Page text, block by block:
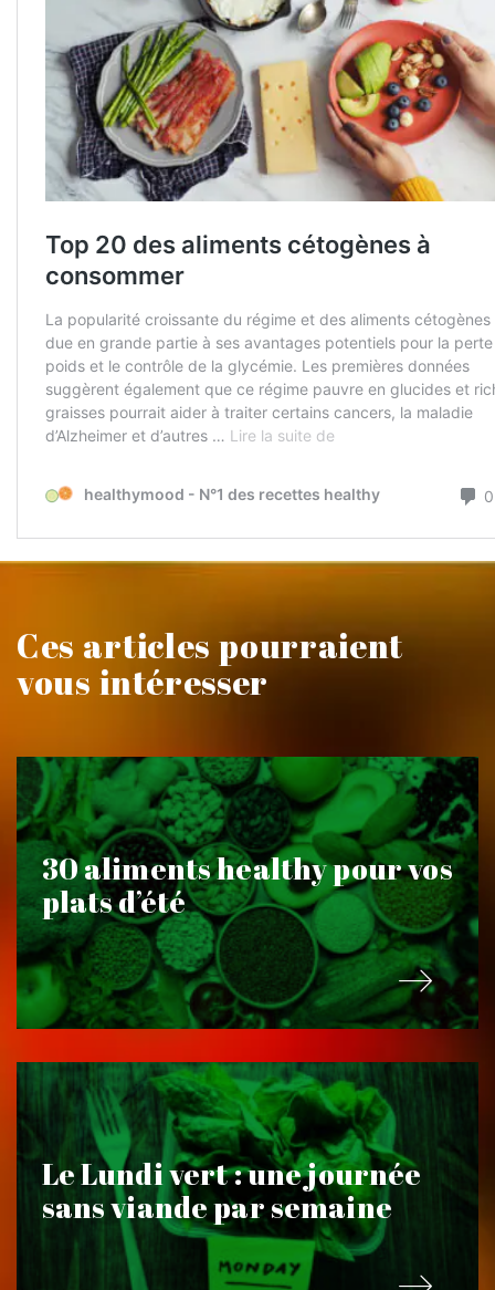
Ces articles pourraient
vous intéresser
30 aliments healthy pour vos
plats d’été
Le Lundi vert : une journée
sans viande par semaine